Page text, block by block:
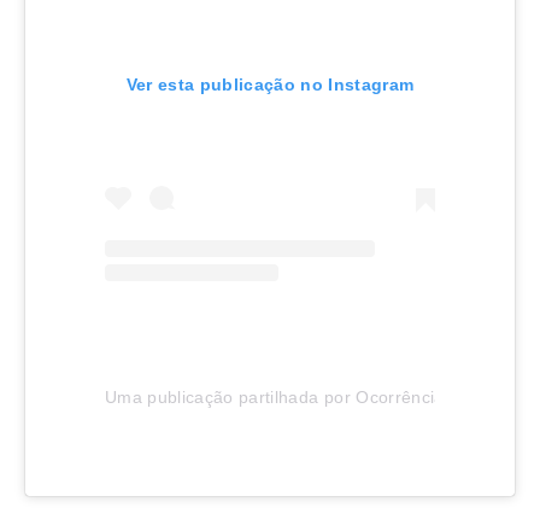
Ver esta publicação no Instagram
Uma publicação partilhada por Ocorrências Joinville